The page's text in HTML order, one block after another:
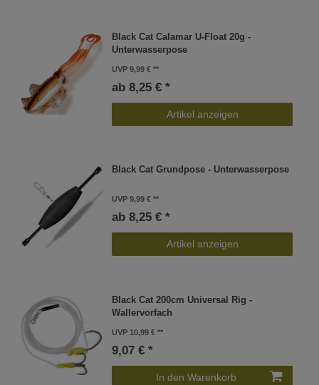
Black Cat Calamar U-Float 20g -
Unterwasserpose
UVP 9,99 €
ab 8,25 € *
Artikel anzeigen
Black Cat Grundpose - Unterwasserpose
UVP 9,99 €
ab 8,25 € *
Artikel anzeigen
Black Cat 200cm Universal Rig -
Wallervorfach
UVP 10,99 €
9,07 € *
In den Warenkorb